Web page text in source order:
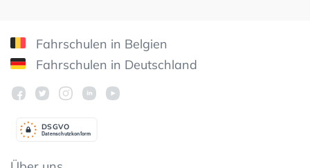
Fahrschulen in Belgien
Fahrschulen in Deutschland
Datenschutzkonform
DSGVO